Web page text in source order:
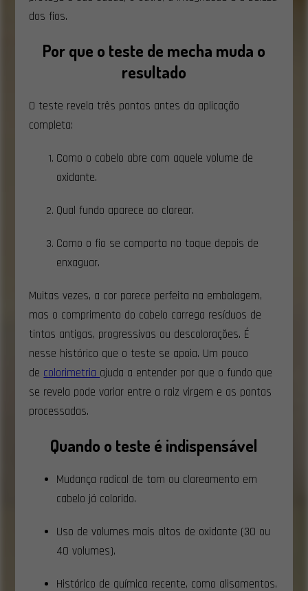
dos fios.
Por que o teste de mecha muda o
resultado
O teste revela três pontos antes da aplicação
completa:
Como o cabelo abre com aquele volume de
oxidante.
Qual fundo aparece ao clarear.
Como o fio se comporta no toque depois de
enxaguar.
Muitas vezes, a cor parece perfeita na embalagem,
mas o comprimento do cabelo carrega resíduos de
tintas antigas, progressivas ou descolorações. É
nesse histórico que o teste se apoia. Um pouco
de colorimetria ajuda a entender por que o fundo que
se revela pode variar entre a raiz virgem e as pontas
processadas.
Quando o teste é indispensável
Mudança radical de tom ou clareamento em
cabelo já colorido.
Uso de volumes mais altos de oxidante (30 ou
40 volumes).
Histórico de química recente, como alisamentos.